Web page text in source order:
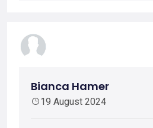
Bianca Hamer
19 August 2024